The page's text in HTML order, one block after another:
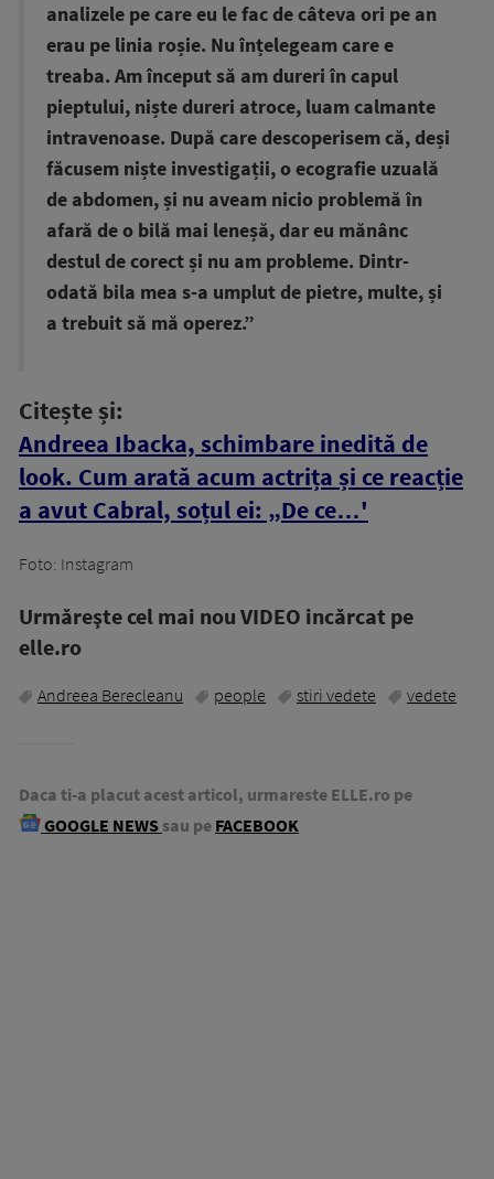
analizele pe care eu le fac de câteva ori pe an
erau pe linia roșie. Nu înțelegeam care e
treaba. Am început să am dureri în capul
pieptului, niște dureri atroce, luam calmante
intravenoase. După care descoperisem că, deși
făcusem niște investigații, o ecografie uzuală
de abdomen, și nu aveam nicio problemă în
afară de o bilă mai leneșă, dar eu mănânc
destul de corect și nu am probleme. Dintr-
odată bila mea s-a umplut de pietre, multe, și
a trebuit să mă operez.”
Citește și:
Andreea Ibacka, schimbare inedită de
look. Cum arată acum actrița și ce reacție
a avut Cabral, soțul ei: „De ce…'
Foto: Instagram
Urmăreşte cel mai nou VIDEO incărcat pe
elle.ro
Andreea Berecleanu people stiri vedete vedete
Daca ti-a placut acest articol, urmareste ELLE.ro pe
GOOGLE NEWS sau pe FACEBOOK